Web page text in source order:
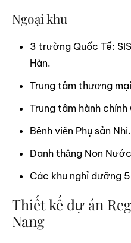
Ngoại khu
3 trường Quốc Tế:
Hàn.
Trung tâm thương mại
Trung tâm hành chính
Bệnh viện Phụ sản Nhi.
Danh thắng Non
Các khu nghỉ dưỡng
Thiết kế dự án
Nang